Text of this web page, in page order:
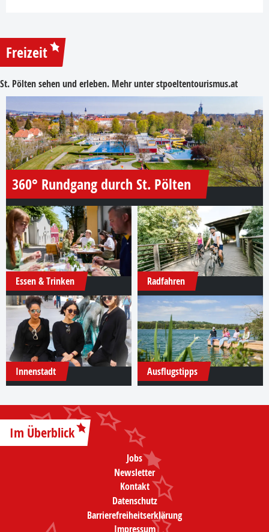
Freizeit
St. Pölten sehen und erleben. Mehr unterstpoeltentourismus.at
360° Rundgang durch St. Pölten
Essen & Trinken Radfahren
Innenstadt Ausflugstipps
Im Überblick
Jobs
Newsletter
Kontakt
Datenschutz
Barrierefreiheitserklärung
Impressum